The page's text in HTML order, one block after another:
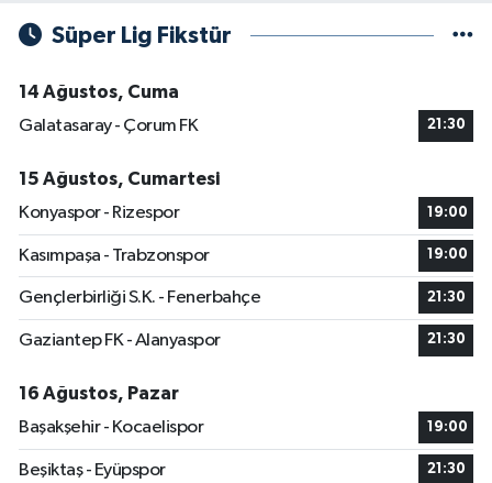
Süper Lig Fikstür
14 Ağustos, Cuma
Galatasaray - Çorum FK
21:30
15 Ağustos, Cumartesi
Konyaspor - Rizespor
19:00
Kasımpaşa - Trabzonspor 19:00
Gençlerbirliği S.K. - Fenerbahçe 21:30
Gaziantep FK - Alanyaspor 21:30
16 Ağustos, Pazar
Başakşehir - Kocaelispor
19:00
Beşiktaş - Eyüpspor 21:30